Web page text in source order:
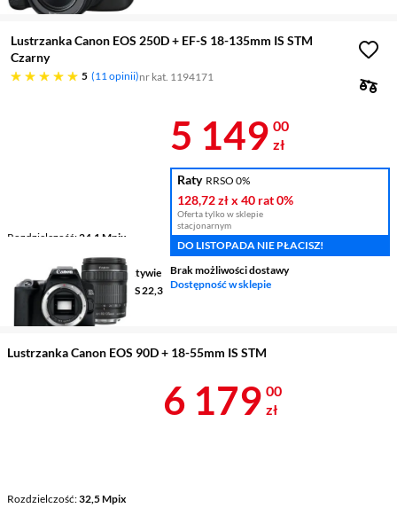
Lustrzanka Canon EOS 250D + EF-S 18-135mm IS STM
Czarny
5
pięć gwiazdek 11 opinii nr kat. 1194171
Rozdzielczość 24,1 Mpix
Wielkość matrycy APS-C
Stabilizacja obrazu w obiektywie
Rodzaj przetwornika
CMOS 22,3
x 14,9 mm
Cena 5 149
5 149 00
zł
Raty RRSO 0%
128,72 złx 40 rat0%
Oferta tylko w sklepie
stacjonarnym
DO LISTOPADA NIE PŁACISZ!
Brak możliwości dostawy
Dostępność w sklepie
Lustrzanka Canon EOS 90D + 18-55mm IS STM
Rozdzielczość 32,5 Mpix
Cena 6 179 zł
6 179 00
zł